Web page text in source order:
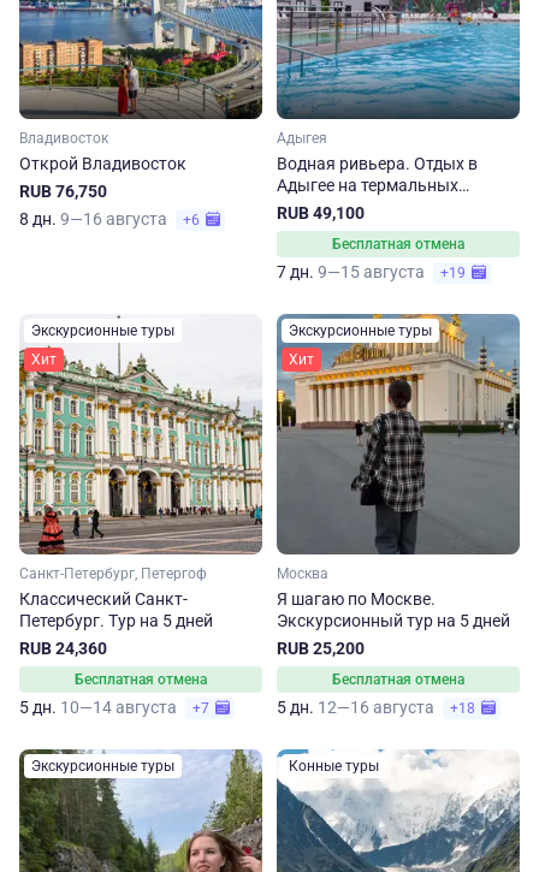
Владивосток
Открой Владивосток
RUB 76,750
8 дн. 9—16 августа +6
Адыгея
Водная ривьера. Отдых в
Адыгее на термальных
источниках
RUB 49,100
Бесплатная отмена
7 дн. 9—15 августа +19
Экскурсионные туры
Хит
Санкт-Петербург, Петергоф
Классический Санкт-
Петербург. Тур на 5 дней
RUB 24,360
Бесплатная отмена
5 дн. 10—14 августа +7
Экскурсионные туры
Хит
Москва
Я шагаю по Москве.
Экскурсионный тур на 5 дней
RUB 25,200
Бесплатная отмена
5 дн. 12—16 августа +18
Экскурсионные туры Конные туры